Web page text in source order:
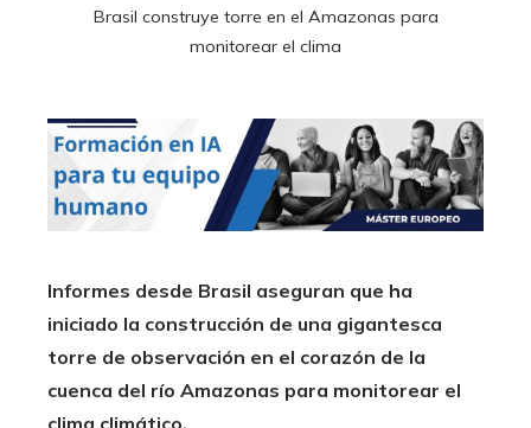
Brasil construye torre en el Amazonas para
monitorear el clima
Informes desde Brasil aseguran que ha
iniciado la construcción de una gigantesca
torre de observación en el corazón de la
cuenca del río Amazonas para monitorear el
clima climático.